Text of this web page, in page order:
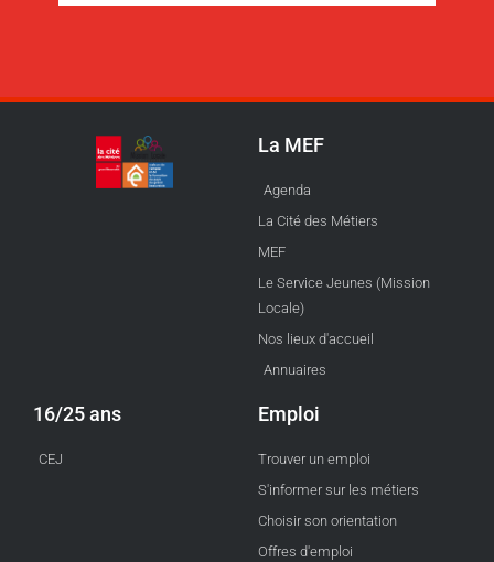
La MEF
Agenda
La Cité des Métiers
MEF
Le Service Jeunes (Mission
Locale)
Nos lieux d'accueil
Annuaires
16/25 ans
CEJ
Emploi
Trouver un emploi
S'informer sur les métiers
Choisir son orientation
Offres d'emploi